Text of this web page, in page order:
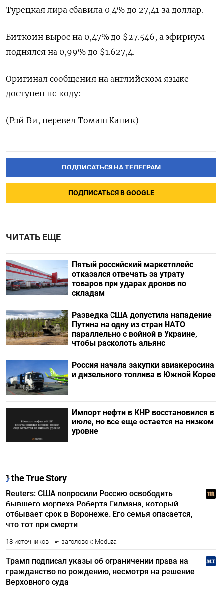
Турецкая лира сбавила 0,4% до 27,41 за доллар.
Биткоин вырос на 0,47% до $27.546, а эфириум
поднялся на 0,99% до $1.627,4.
Оригинал сообщения на английском языке
доступен по коду:
(Рэй Ви, перевел Томаш Каник)
ПОДПИСАТЬСЯ НА ТЕЛЕГРАМ
ПОДПИСАТЬСЯ В GOOGLE
ЧИТАТЬ ЕЩЕ
Пятый российский маркетплейс
отказался отвечать за утрату
товаров при ударах дронов по
складам
Разведка США допустила нападение
Путина на одну из стран НАТО
параллельно с войной в Украине,
чтобы расколоть альянс
Россия начала закупки авиакеросина
и дизельного топлива в Южной Корее
Импорт нефти в КНР восстановился в
июле, но все еще остается на низком
уровне